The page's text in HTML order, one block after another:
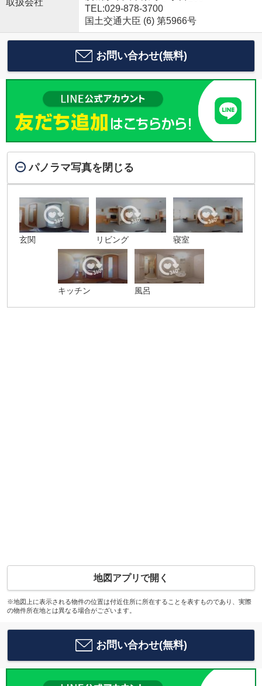
TEL:029-878-3700
国土交通大臣 (6) 第5966号
お問い合わせ(無料)
パノラマ写真を閉じる
玄関 リビング 寝室
キッチン 風呂
地図アプリで開く
※地図上に表示される物件の位置は付近住所に所在することを表すものであり、実際
の物件所在地とは異なる場合がございます。
お問い合わせ(無料)